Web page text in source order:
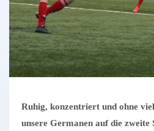
Ruhig, konzentriert und ohne
unsere Germanen auf die zweite